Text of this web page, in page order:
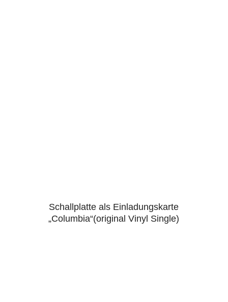
4.96
Schallplatte als Einladungskarte
„Columbia“(original Vinyl Single)